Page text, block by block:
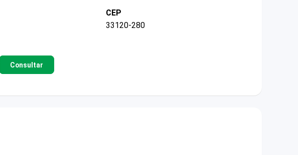
CEP
33120-280
Consultar